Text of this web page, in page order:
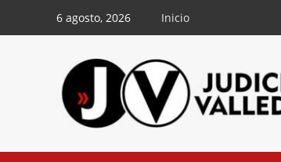
6 agosto, 2026 Inicio